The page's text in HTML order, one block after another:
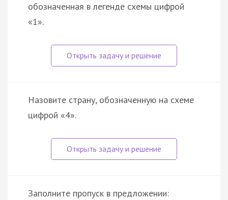
обозначенная в легенде схемы цифрой
«1».
Назовите страну, обозначенную на схеме
цифрой «4».
Заполните пропуск в предложении: